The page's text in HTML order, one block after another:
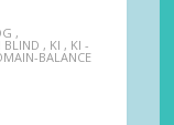
,
BLIND , KI , KI -
BALANCE